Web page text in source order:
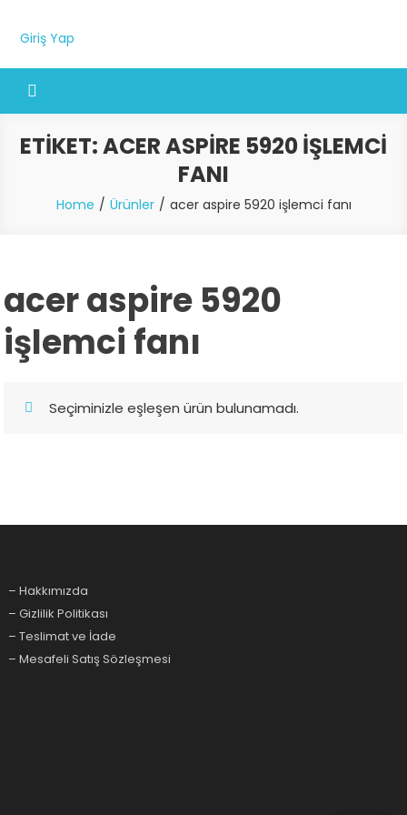
Giriş Yap
ETIKET:ACER ASPIRE 5920 IŞLEMCI
FANI
Home Ürünler acer aspire 5920 işlemci fanı
acer aspire 5920
işlemci fanı
Seçiminizle eşleşen ürün bulunamadı.
– Hakkımızda
– Gizlilik Politikası
– Teslimat ve İade
– Mesafeli Satış Sözleşmesi